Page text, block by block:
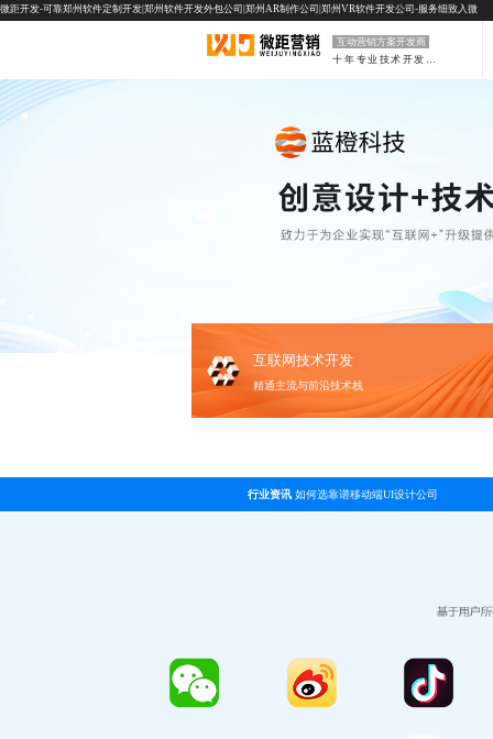
微距开发-可靠郑州软件定制开发|郑州软件开发外包公司|郑州AR制作公司|郑州VR软件开发公司-服务细致入微
互动营销方案开发商
互联网技术开发
精通主流与前沿技术栈
行业资讯 如何选靠谱移动端UI设计公司